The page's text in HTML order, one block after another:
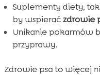
Suplementy diety,
by wspierać zdrowie
Unikanie pokarmów
przyprawy.
Zdrowie psa to więcej